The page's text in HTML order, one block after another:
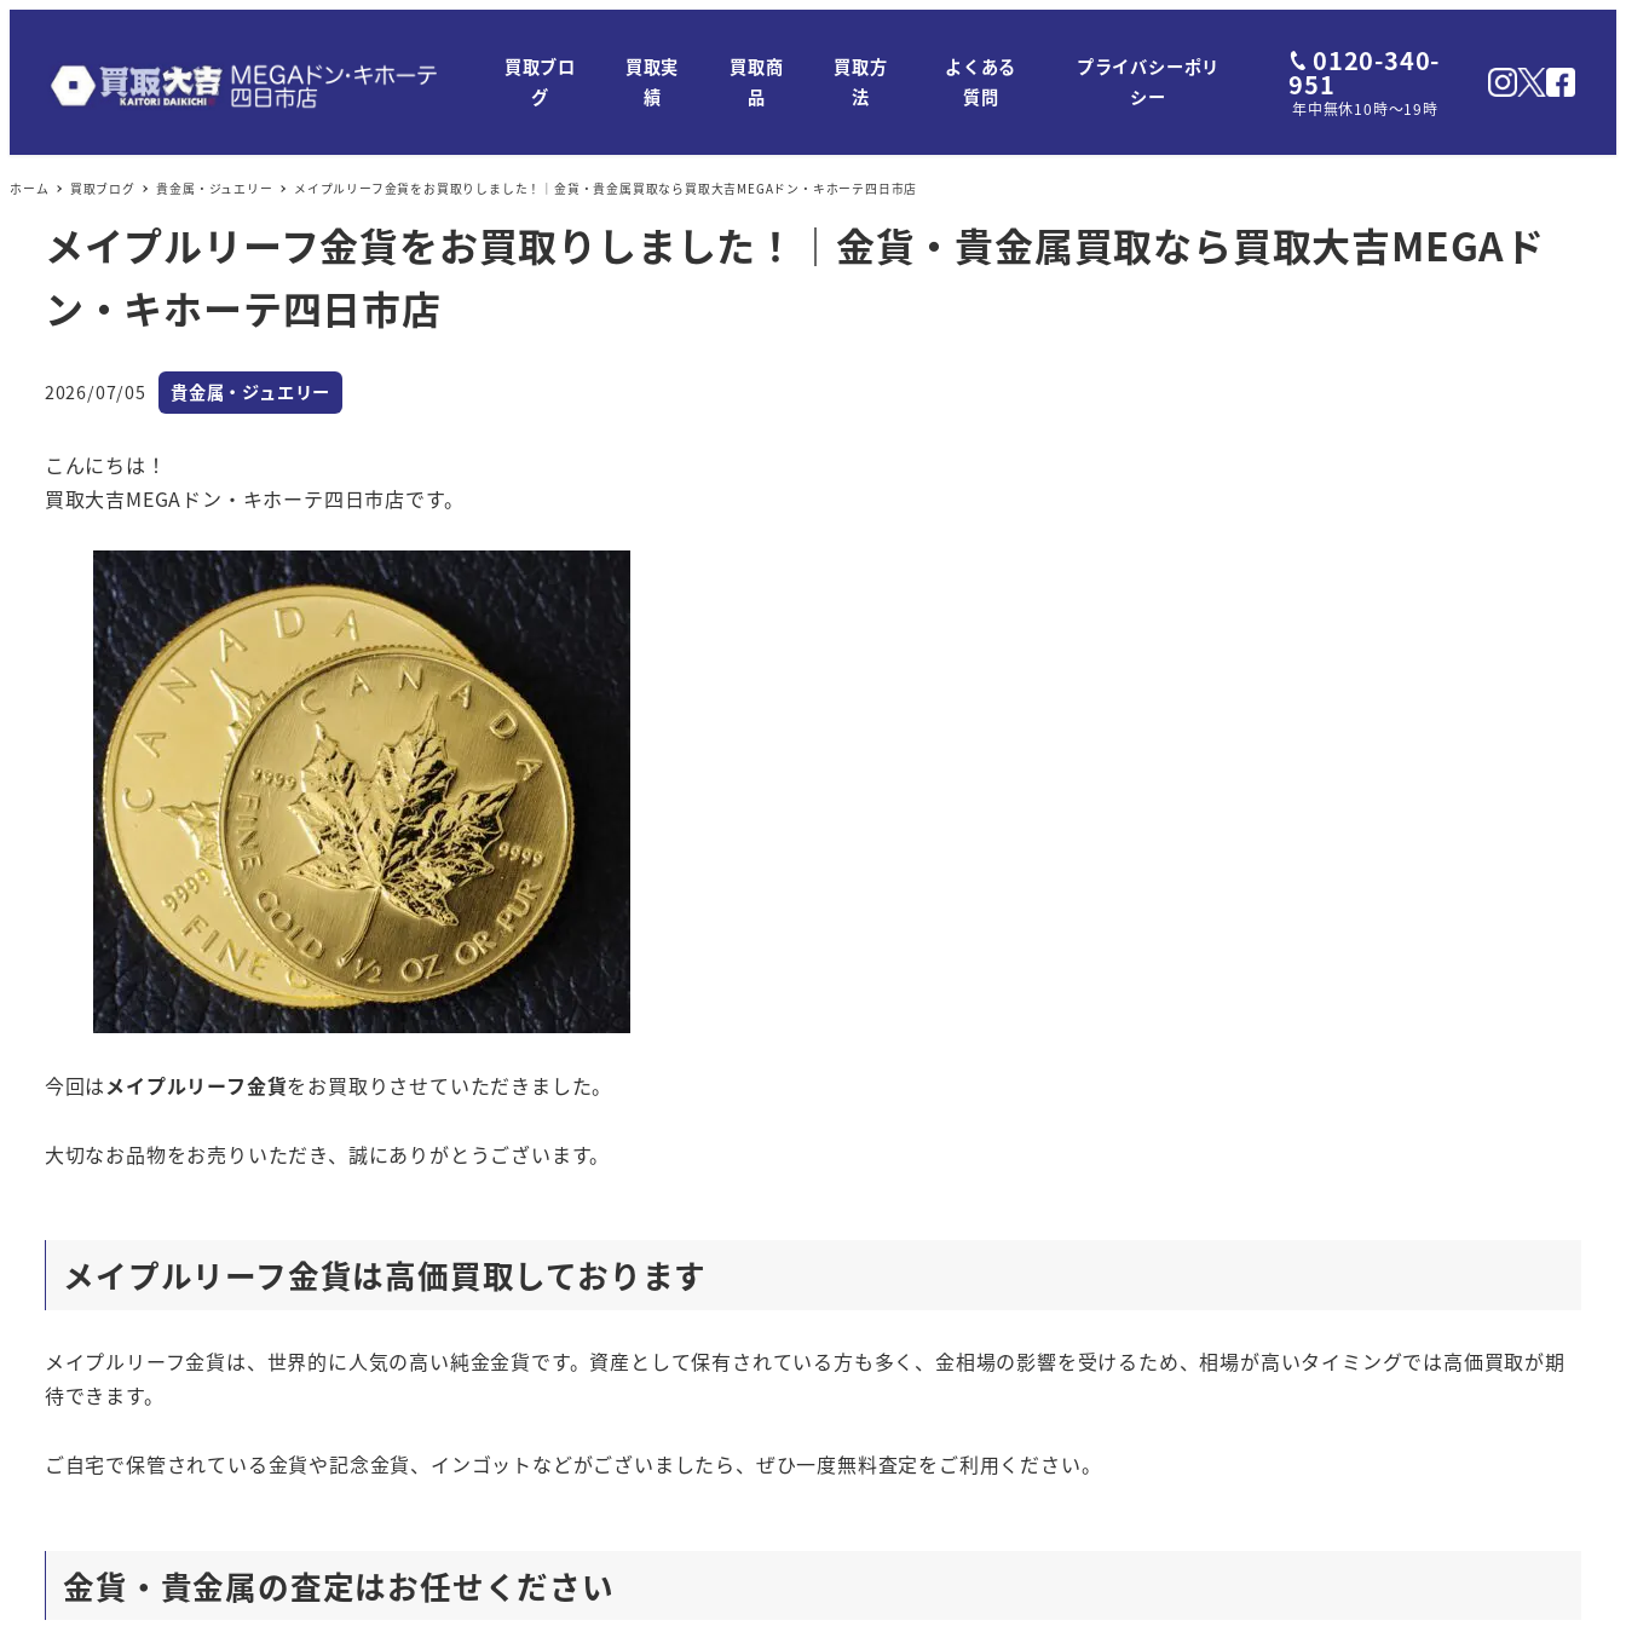
買取ブロ
グ
買取実
績
買取商
品
買取方
法
よくある
質問
プライバシーポリ
シー
0120-340-
951
年中無休10時～19時
ホーム 買取ブログ 貴金属・ジュエリー メイプルリーフ金貨をお買取りしました！｜金貨・貴金属買取なら買取大吉MEGAドン・キホーテ四日市店
メイプルリーフ金貨をお買取りしました！｜金貨・貴金属買取なら買取大吉MEGAド
ン・キホーテ四日市店
投稿日
2026/07/05 カテゴリー
貴金属・ジュエリー
こんにちは！
買取大吉MEGAドン・キホーテ四日市店です。
今回はメイプルリーフ金貨をお買取りさせていただきました。
大切なお品物をお売りいただき、誠にありがとうございます。
メイプルリーフ金貨は高価買取しております
メイプルリーフ金貨は、世界的に人気の高い純金金貨です。資産として保有されている方も多く、金相場の影響を受けるため、相場が高いタイミングでは高価買取が期
待できます。
ご自宅で保管されている金貨や記念金貨、インゴットなどがございましたら、ぜひ一度無料査定をご利用ください。
金貨・貴金属の査定はお任せください